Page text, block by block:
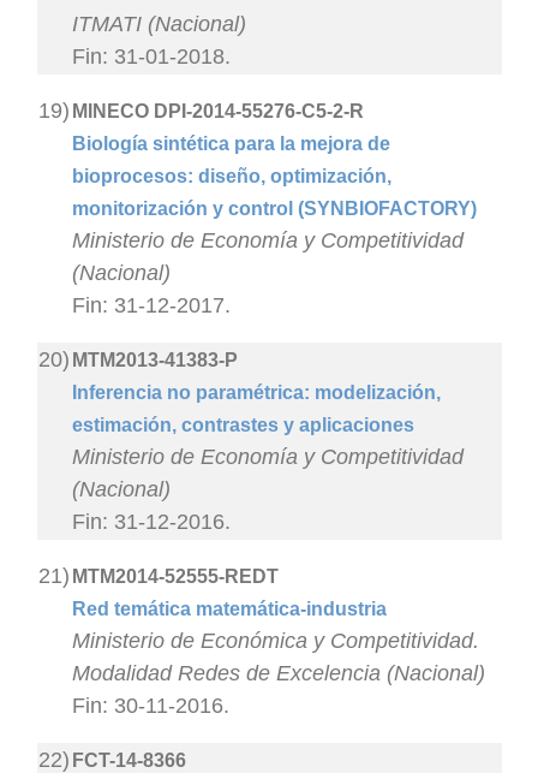
ITMATI (Nacional)
Fin: 31-01-2018.
19) MINECO DPI-2014-55276-C5-2-R
Biología sintética para la mejora de
bioprocesos: diseño, optimización,
monitorización y control (SYNBIOFACTORY)
Ministerio de Economía y Competitividad
(Nacional)
Fin: 31-12-2017.
20) MTM2013-41383-P
Inferencia no paramétrica: modelización,
estimación, contrastes y aplicaciones
Ministerio de Economía y Competitividad
(Nacional)
Fin: 31-12-2016.
21) MTM2014-52555-REDT
Red temática matemática-industria
Ministerio de Económica y Competitividad.
Modalidad Redes de Excelencia (Nacional)
Fin: 30-11-2016.
22) FCT-14-8366